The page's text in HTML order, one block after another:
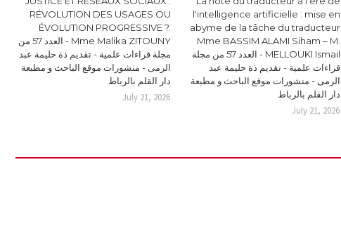
l'intelligence artificielle : mise en
abyme de la tâche du traducteur
Mme BASSIM ALAMI Siham – M.
MELLOUKI Ismail - العدد 57 من مجلة
قراءات علمية - تقديم ذة حليمة عبد
الرمى - منشورات موقع الباحث و مطبعة
دار القلم بالرباط
July 21, 2026
RÉVOLUTION DES USAGES OU
ÉVOLUTION PROGRESSIVE ?.
Mme Malika ZITOUNY - العدد 57 من
مجلة قراءات علمية - تقديم ذة حليمة عبد
الرمى - منشورات موقع الباحث و مطبعة
دار القلم بالرباط
July 21, 2026